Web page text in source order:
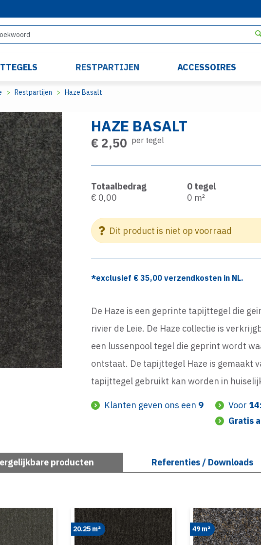
RESTPARTIJEN ACCESSOIRES
Restpartijen Haze Basalt
HAZE BASALT
€ 2,50 per tegel
Totaalbedrag
€ 0,00
0 tegel
0 m²
Dit product is niet op voorraad
*exclusief €35,00 verzendkosten in NL.
De Haze is een geprinte tapijttegel die
rivier de Leie. De Haze collectie is
een lussenpool tegel die geprint wordt
ontstaat. De tapijttegel Haze is gemaakt
tapijttegel gebruikt kan worden in
Klanten geven ons een 9 Voor
Gratis
producten Referenties / Downloads
20.25 m² 49 m²